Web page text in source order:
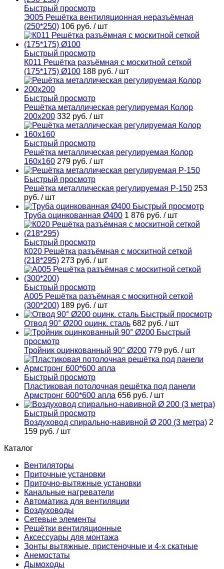
Быстрый просмотр
Э005 Решётка вентиляционная неразъёмная
(250*250) 106 руб. / шт
Быстрый просмотр
К011 Решётка разъёмная с москитной сеткой
(175*175) Ø100 188 руб. / шт
Быстрый просмотр
Решётка металлическая регулируемая Колор
200х200 332 руб. / шт
Быстрый просмотр
Решётка металлическая регулируемая Колор
160х160 279 руб. / шт
Быстрый просмотр
Решётка металлическая регулируемая Р-150 253
руб. / шт
Быстрый просмотр
Труба оцинкованная Ø400 1 876 руб. / шт
Быстрый просмотр
К020 Решётка разъёмная с москитной сеткой
(218*295) 273 руб. / шт
Быстрый просмотр
А005 Решётка разъёмная с москитной сеткой
(300*200) 189 руб. / шт
Быстрый просмотр
Отвод 90° Ø200 оцинк. сталь 682 руб. / шт
Быстрый
просмотр
Тройник оцинкованный 90° Ø200 779 руб. / шт
Быстрый просмотр
Пластиковая потолочная решётка под панели
Армстронг 600*600 апла 656 руб. / шт
Быстрый просмотр
Воздуховод спирально-навивной Ø 200 (3 метра) 2
159 руб. / шт
Каталог
Вентиляторы
Приточные установки
Приточно-вытяжные установки
Канальные нагреватели
Автоматика для вентиляции
Воздуховоды
Сетевые элементы
Решётки вентиляционные
Аксессуары для монтажа
Зонты вытяжные, пристеночные и 4-х скатные
Анемостаты
Дымоходы